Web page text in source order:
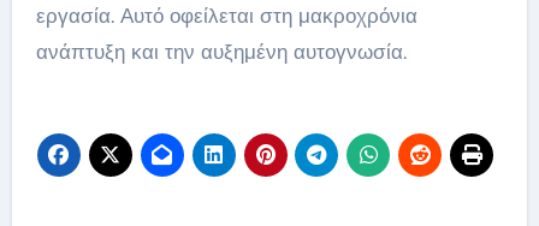
εργασία. Αυτό οφείλεται στη μακροχρόνια
ανάπτυξη και την αυξημένη αυτογνωσία.